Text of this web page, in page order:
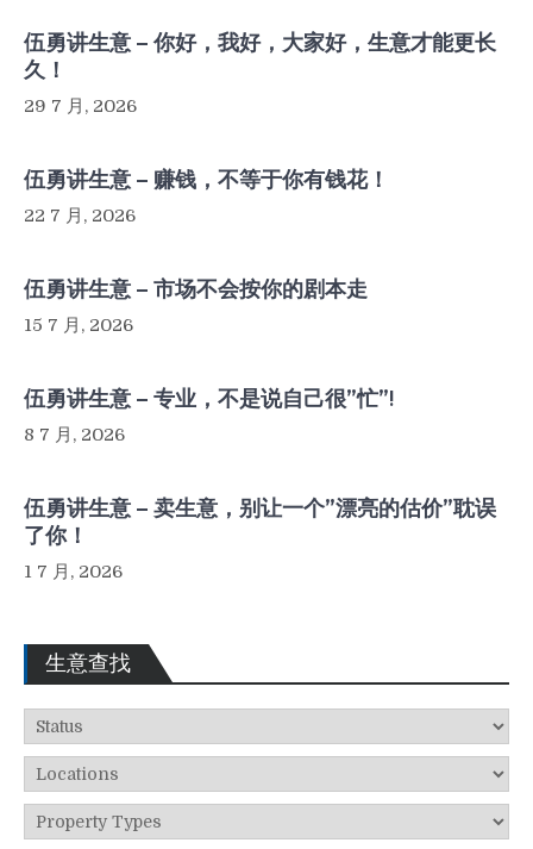
伍勇讲生意 – 你好，我好，大家好，生意才能更长
久！
29 7 月, 2026
伍勇讲生意 – 赚钱，不等于你有钱花！
22 7 月, 2026
伍勇讲生意 – 市场不会按你的剧本走
15 7 月, 2026
伍勇讲生意 – 专业，不是说自己很”忙”!
8 7 月, 2026
伍勇讲生意 – 卖生意，别让一个”漂亮的估价”耽误
了你！
1 7 月, 2026
生意查找